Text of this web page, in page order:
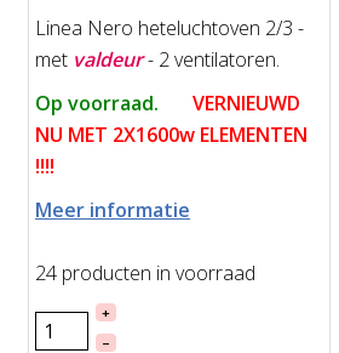
Linea Nero heteluchtoven 2/3 -
metvaldeur- 2 ventilatoren.
Op voorraad.
VERNIEUWD
NU MET 2X1600w ELEMENTEN
!!!!
Meer informatie
24 producten in voorraad
+
–